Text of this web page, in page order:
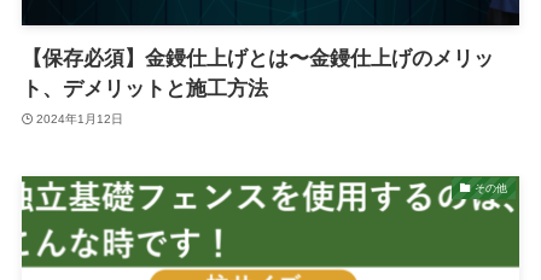
【保存必須】金鏝仕上げとは〜金鏝仕上げのメリッ
ト、デメリットと施工方法
2024年1月12日
その他